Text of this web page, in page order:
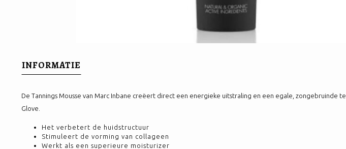
INFORMATIE
De Tannings Mousse van Marc Inbane creëert direct een energieke uitstraling en een egale,
Glove.
​Het verbetert de huidstructuur
Stimuleert de vorming van collageen
Werkt als een superieure moisturizer